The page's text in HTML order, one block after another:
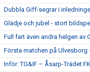
Dubbla Giff-segrar i
Glädje och jubel - stort
Full fart även andra helgen av
Första matchen på
Inför: TG&IF – Åsarp-Trädet FK